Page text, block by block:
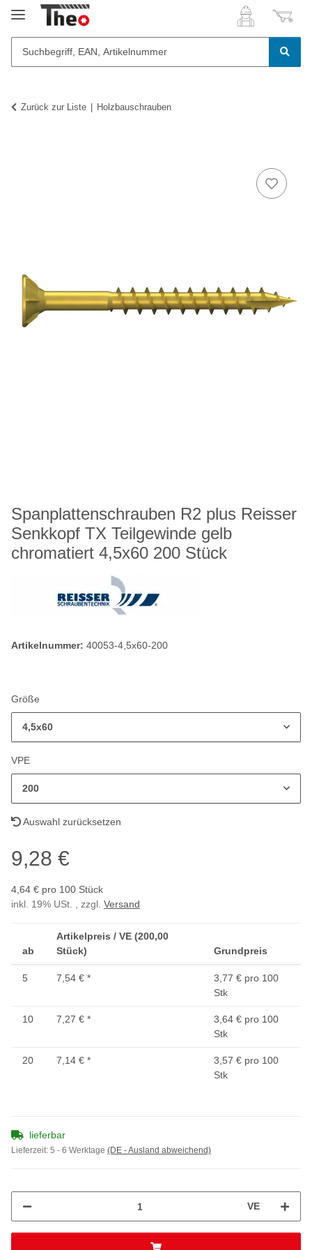
Zurück zur Liste Holzbauschrauben
Spanplattenschrauben R2 plus Reisser
Senkkopf TX Teilgewinde gelb
chromatiert 4,5x60 200 Stück
Artikelnummer: 40053-4,5x60-200
Größe
4,5x60
VPE
200
Auswahl zurücksetzen
9,28 €
4,64 € pro 100 Stück
inkl. 19% USt. , zzgl. Versand
ab
Artikelpreis / VE (200,00
Stück)
Grundpreis
5 7,54 € *
3,77 € pro 100
Stk
10 7,27 € *
3,64 € pro 100
Stk
20 7,14 € *
3,57 € pro 100
Stk
lieferbar
Lieferzeit: 5 - 6 Werktage (DE - Ausland abweichend)
VE